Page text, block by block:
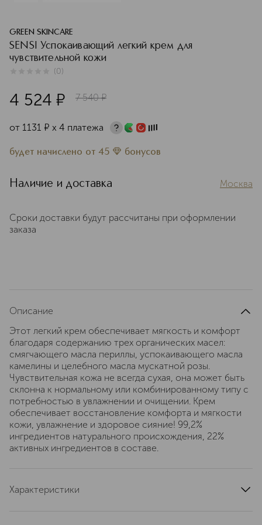
GREEN SKINCARE
SENSI Успокаивающий легкий крем для
чувствительной кожи
(0)
4 524 ¤ 7 540 ¤
от 1131 ¤ х 4 платежа
будет начислено от 45 бонусов
Наличие и доставка Москва
Сроки доставки будут рассчитаны при оформлении
заказа
Описание
Этот легкий крем обеспечивает мягкость и комфорт
благодаря содержанию трех органических масел:
смягчающего масла периллы, успокаивающего масла
камелины и целебного масла мускатной розы.
Чувствительная кожа не всегда сухая, она может быть
склонна к нормальному или комбинированному типу с
потребностью в увлажнении и очищении. Крем
обеспечивает восстановление комфорта и мягкости
кожи, увлажнение и здоровое сияние! 99,2%
ингредиентов натурального происхождения, 22%
активных ингредиентов в составе.
Характеристики